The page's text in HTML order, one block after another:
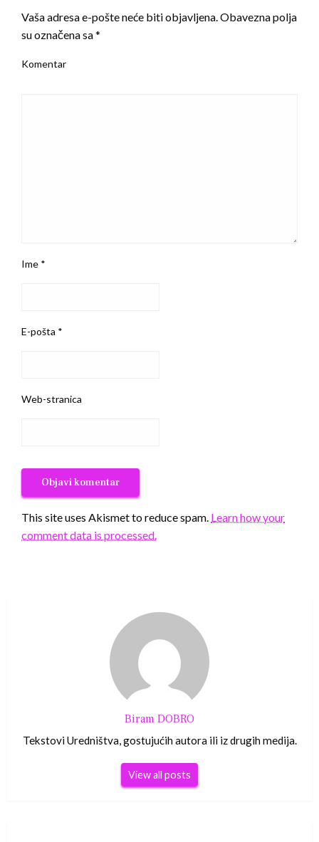
Vaša adresa e-pošte neće biti objavljena. Obavezna polja
su označena sa*
Komentar
Ime *
E-pošta *
Web-stranica
This site uses Akismet to reduce spam. Learn how your
comment data is processed.
Biram DOBRO
Tekstovi Uredništva, gostujućih autora ili iz drugih medija.
View all posts